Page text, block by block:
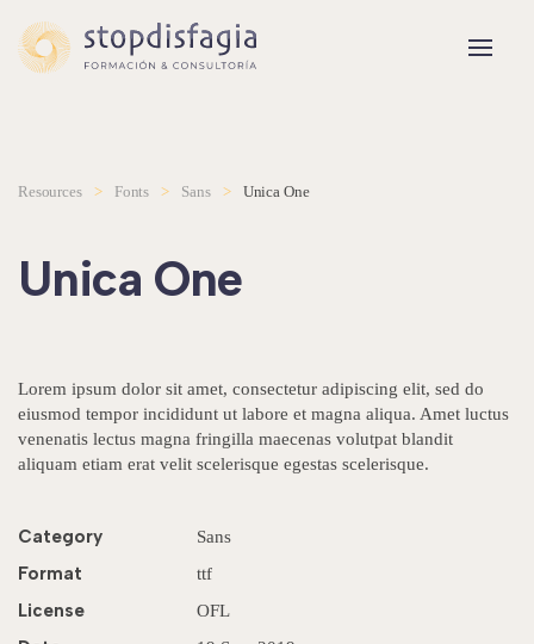
Skip to main content
Resources Fonts Sans Unica One
Unica One
Lorem ipsum dolor sit amet, consectetur adipiscing elit, sed do
eiusmod tempor incididunt ut labore et magna aliqua. Amet luctus
venenatis lectus magna fringilla maecenas volutpat blandit
aliquam etiam erat velit scelerisque egestas scelerisque.
Category Sans
Format ttf
License OFL